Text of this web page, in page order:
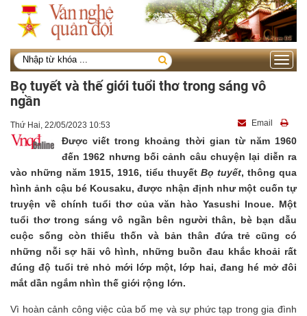
Toggle
Bọ tuyết và thế giới tuổi thơ trong sáng vô
ngần
Thứ Hai, 22/05/2023 10:53 Email
Được viết trong khoảng thời gian từ năm 1960
đến 1962 nhưng bối cảnh câu chuyện lại diễn ra
vào những năm 1915, 1916, tiểu thuyết Bọ tuyết, thông qua
hình ảnh cậu bé Kousaku, được nhận định như một cuốn tự
truyện về chính tuổi thơ của văn hào Yasushi Inoue. Một
tuổi thơ trong sáng vô ngần bên người thân, bè bạn dẫu
cuộc sống còn thiếu thốn và bản thân đứa trẻ cũng có
những nỗi sợ hãi vô hình, những buồn đau khắc khoải rất
đúng độ tuổi trẻ nhỏ mới lớp một, lớp hai, đang hé mở đôi
mắt dần ngắm nhìn thế giới rộng lớn.
Vì hoàn cảnh công việc của bố mẹ và sự phức tạp trong gia đình